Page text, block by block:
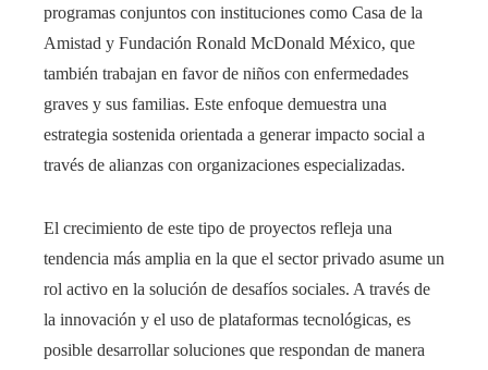
programas conjuntos con instituciones como Casa de la
Amistad y Fundación Ronald McDonald México, que
también trabajan en favor de niños con enfermedades
graves y sus familias. Este enfoque demuestra una
estrategia sostenida orientada a generar impacto social a
través de alianzas con organizaciones especializadas.
El crecimiento de este tipo de proyectos refleja una
tendencia más amplia en la que el sector privado asume un
rol activo en la solución de desafíos sociales. A través de
la innovación y el uso de plataformas tecnológicas, es
posible desarrollar soluciones que respondan de manera